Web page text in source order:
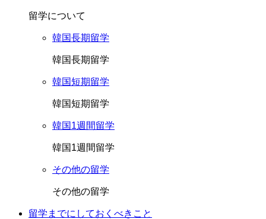
留学について
韓国長期留学
韓国長期留学
韓国短期留学
韓国短期留学
韓国1週間留学
韓国1週間留学
その他の留学
その他の留学
留学までにしておくべきこと